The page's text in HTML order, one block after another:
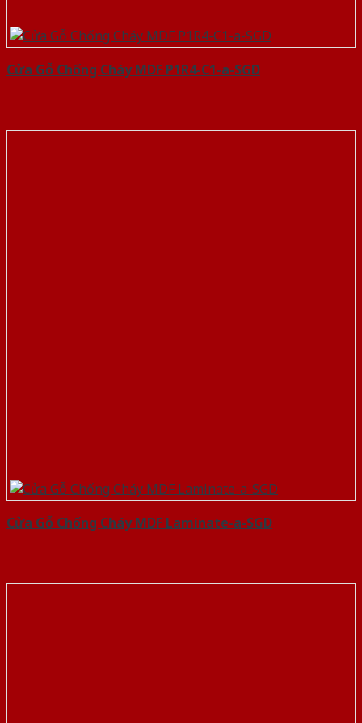
Cửa Gỗ Chống Cháy MDF P1R4-C1-a-SGD
Cửa Gỗ Chống Cháy MDF Laminate-a-SGD